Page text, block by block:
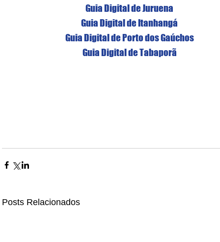
Guia Digital de Juruena
Guia Digital de Itanhangá
Guia Digital de Porto dos Gaúchos
Guia Digital de Tabaporã
Posts Relacionados